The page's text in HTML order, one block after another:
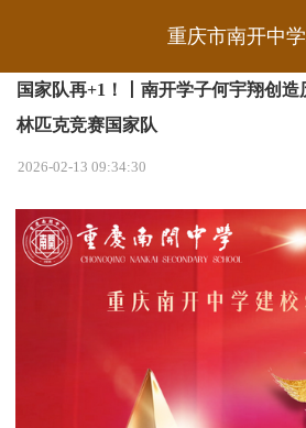
重庆市南开中
国家队再+1！丨南开学子何宇翔创
林匹克竞赛国家队
2026-02-13 09:34:30